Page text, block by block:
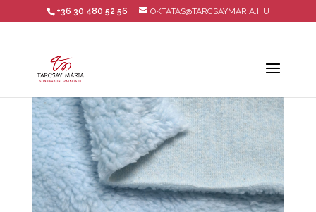
+36 30 480 52 56 OKTATAS@TARCSAYMARIA.HU